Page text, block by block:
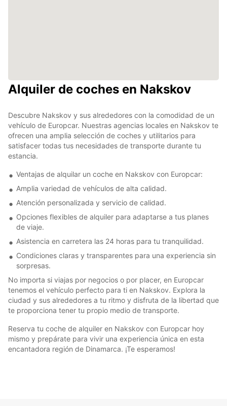
Alquiler de coches en Nakskov
Descubre Nakskov y sus alrededores con la comodidad de un
vehículo de Europcar. Nuestras agencias locales en Nakskov te
ofrecen una amplia selección de coches y utilitarios para
satisfacer todas tus necesidades de transporte durante tu
estancia.
Ventajas de alquilar un coche en Nakskov con Europcar:
Amplia variedad de vehículos de alta calidad.
Atención personalizada y servicio de calidad.
Opciones flexibles de alquiler para adaptarse a tus planes
de viaje.
Asistencia en carretera las 24 horas para tu tranquilidad.
Condiciones claras y transparentes para una experiencia sin
sorpresas.
No importa si viajas por negocios o por placer, en Europcar
tenemos el vehículo perfecto para ti en Nakskov. Explora la
ciudad y sus alrededores a tu ritmo y disfruta de la libertad que
te proporciona tener tu propio medio de transporte.
Reserva tu coche de alquiler en Nakskov con Europcar hoy
mismo y prepárate para vivir una experiencia única en esta
encantadora región de Dinamarca. ¡Te esperamos!